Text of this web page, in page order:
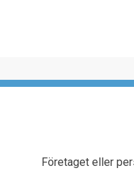
Företaget eller